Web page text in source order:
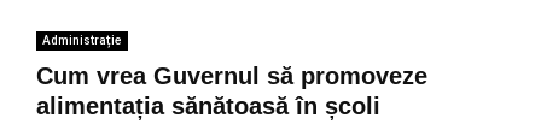
Administrație
Cum vrea Guvernul să promoveze
alimentația sănătoasă în școli